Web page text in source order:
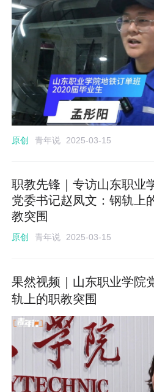
原创 青年说 2025-03-15
职教先锋｜专访山东职业
党委书记赵凤文：钢轨上
教突围
原创 青年说 2025-03-15
果然视频｜山东职业学院
轨上的职教突围